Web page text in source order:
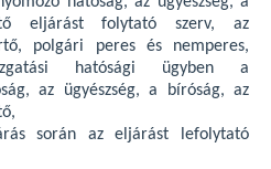
eljárást folytató szerv, az
polgári peres és nemperes,
hatósági ügyben a
az ügyészség, a bíróság, az
során az eljárást lefolytató